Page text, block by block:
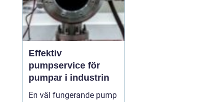
Effektiv
pumpservice för
pumpar i industrin
En väl fungerande pump